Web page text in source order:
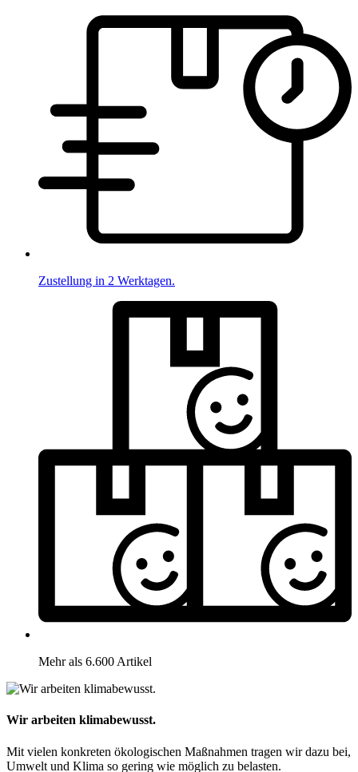
Zustellung in 2 Werktagen.
Mehr als 6.600 Artikel
Wir arbeiten klimabewusst.
Mit vielen konkreten ökologischen Maßnahmen tragen wir dazu bei,
Umwelt und Klima so gering wie möglich zu belasten.